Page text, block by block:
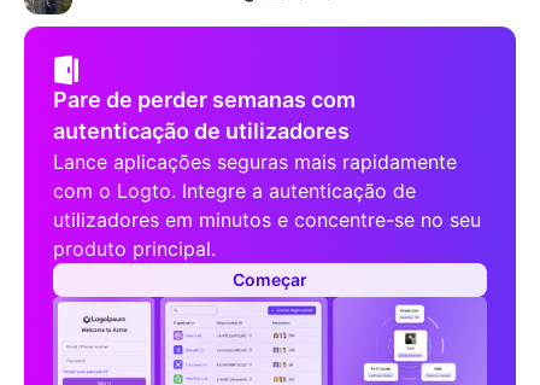
Pare de perder semanas com
autenticação de utilizadores
Lance aplicações seguras mais rapidamente
com o Logto. Integre a autenticação de
utilizadores em minutos e concentre-se no seu
produto principal.
Começar